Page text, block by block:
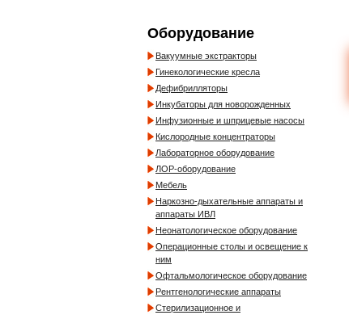
Оборудование
Вакуумные экстракторы
Гинекологические кресла
Дефибрилляторы
Инкубаторы для новорожденных
Инфузионные и шприцевые насосы
Кислородные концентраторы
Лабораторное оборудование
ЛОР-оборудование
Мебель
Наркозно-дыхательные аппараты и
аппараты ИВЛ
Неонатологическое оборудование
Операционные столы и освещение к
ним
Офтальмологическое оборудование
Рентгенологические аппараты
Стерилизационное и